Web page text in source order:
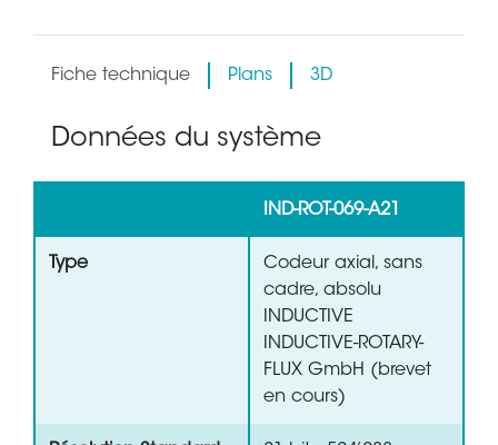
Fiche technique Plans 3D
Données du système
IND-ROT-069-A21
Type
Codeur axial, sans
cadre, absolu
INDUCTIVE
INDUCTIVE-ROTARY-
FLUX GmbH (brevet
en cours)